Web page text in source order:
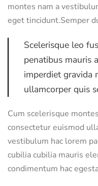
montes nam a
eget tincidunt.Semper
Scelerisque leo
penatibus mauris
imperdiet gravida
ullamcorper quis
Cum scelerisque
consectetur euismod
vestibulum hac lorem
cubilia cubilia mauris
condimentum hac